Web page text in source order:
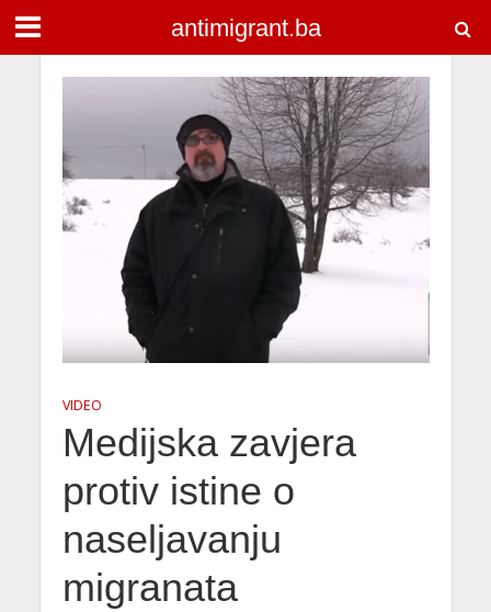
antimigrant.ba
VIDEO
Medijska zavjera
protiv istine o
naseljavanju
migranata